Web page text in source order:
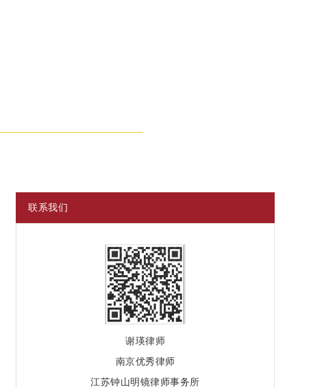
联系我们
谢瑛律师
南京优秀律师
江苏钟山明镜律师事务所